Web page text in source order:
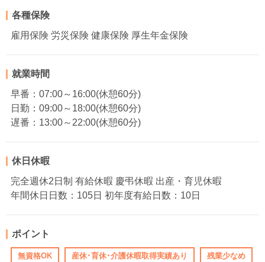
各種保険
雇用保険 労災保険 健康保険 厚生年金保険
就業時間
早番：07:00～16:00(休憩60分)
日勤：09:00～18:00(休憩60分)
遅番：13:00～22:00(休憩60分)
休日休暇
完全週休2日制 有給休暇 慶弔休暇 出産・育児休暇
年間休日日数：105日 初年度有給日数：10日
ポイント
無資格OK 産休･育休･介護休暇取得実績あり 残業少なめ